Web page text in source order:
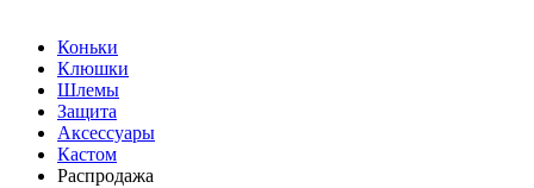
Коньки
Клюшки
Шлемы
Защита
Аксессуары
Кастом
Распродажа